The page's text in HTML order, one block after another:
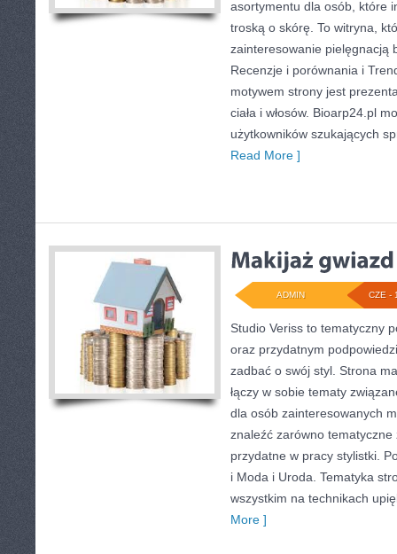
asortymentu dla osób, które
troską o skórę. To witryna,
zainteresowanie pielęgnacją
Recenzje i porównania i
motywem strony jest
ciała i włosów. Bioarp24.pl
użytkowników szukających
Read More ]
CZE -
ADMIN
Studio Veriss to tematyczny
oraz przydatnym
zadbać o swój styl. Strona
łączy w sobie tematy
dla osób zainteresowanych
znaleźć zarówno
przydatne w pracy stylistki.
i Moda i Uroda. Tematyka
wszystkim na technikach
More ]